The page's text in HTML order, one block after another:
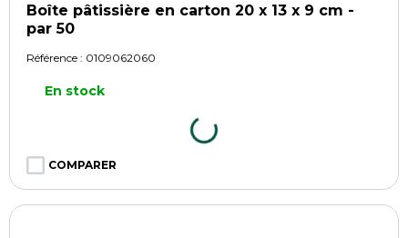
Boîte pâtissière en carton 20 x 13 x 9 cm -
par 50
Référence : 0109062060
En stock
COMPARER